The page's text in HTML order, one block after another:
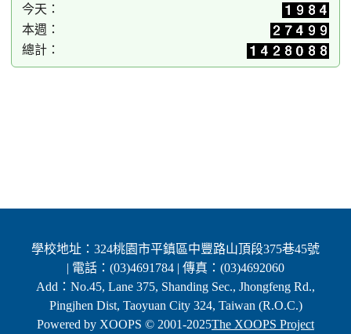
今天：
本週：
總計：
學校地址：324桃園市平鎮區中豐路山頂段375巷45號
| 電話：(03)4691784 | 傳真：(03)4692060
Add：No.45, Lane 375, Shanding Sec., Jhongfeng Rd.,
Pingjhen Dist, Taoyuan City 324, Taiwan (R.O.C.)
Powered by XOOPS © 2001-2025The XOOPS Project